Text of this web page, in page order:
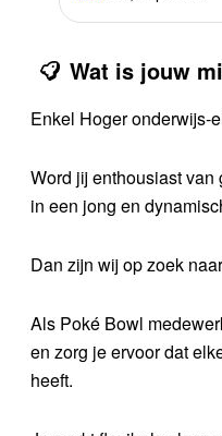
Wat is jouw
Enkel Hoger onderwijs-
Word jij enthousiast
in een jong en
Dan zijn wij op zoek
Als Poké Bowl
en zorg je ervoor dat
heeft.